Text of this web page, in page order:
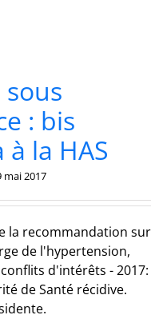
sous
: bis
la HAS
mai 2017
la recommandation sur
de l'hypertension,
d'intérêts - 2017:
de Santé récidive.